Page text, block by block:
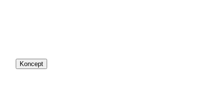
Koncept